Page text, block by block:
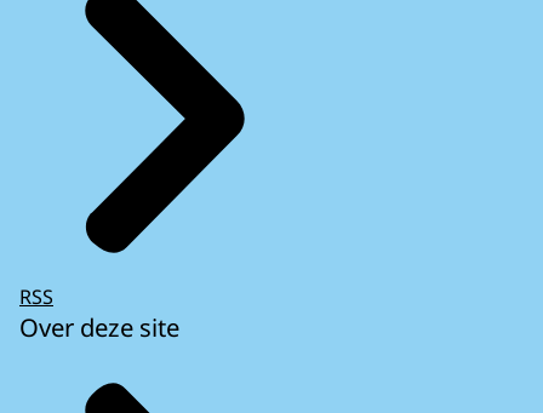
RSS
Over deze site